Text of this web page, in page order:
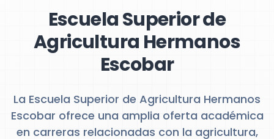
Escuela Superior de
Agricultura Hermanos
Escobar
La Escuela Superior de Agricultura Hermanos
Escobar ofrece una amplia oferta académica
en carreras relacionadas con la agricultura,